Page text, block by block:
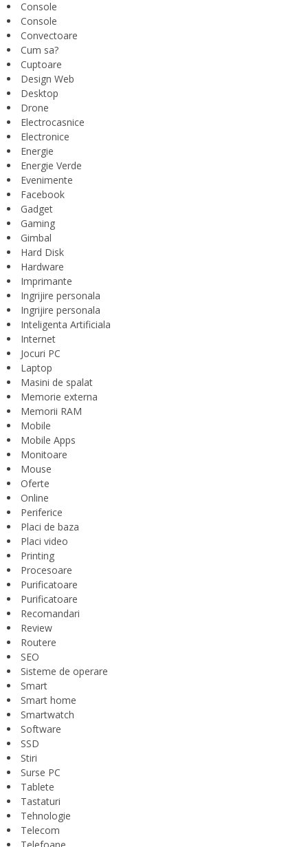
Console
Console
Convectoare
Cum sa?
Cuptoare
Design Web
Desktop
Drone
Electrocasnice
Electronice
Energie
Energie Verde
Evenimente
Facebook
Gadget
Gaming
Gimbal
Hard Disk
Hardware
Imprimante
Ingrijire personala
Ingrijire personala
Inteligenta Artificiala
Internet
Jocuri PC
Laptop
Masini de spalat
Memorie externa
Memorii RAM
Mobile
Mobile Apps
Monitoare
Mouse
Oferte
Online
Periferice
Placi de baza
Placi video
Printing
Procesoare
Purificatoare
Purificatoare
Recomandari
Review
Routere
SEO
Sisteme de operare
Smart
Smart home
Smartwatch
Software
SSD
Stiri
Surse PC
Tablete
Tastaturi
Tehnologie
Telecom